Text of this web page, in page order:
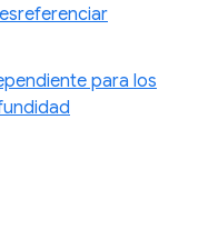
para los